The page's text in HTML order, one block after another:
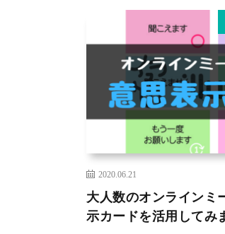
2020.06.21
大人数のオンラインミ
示カードを活用してみ